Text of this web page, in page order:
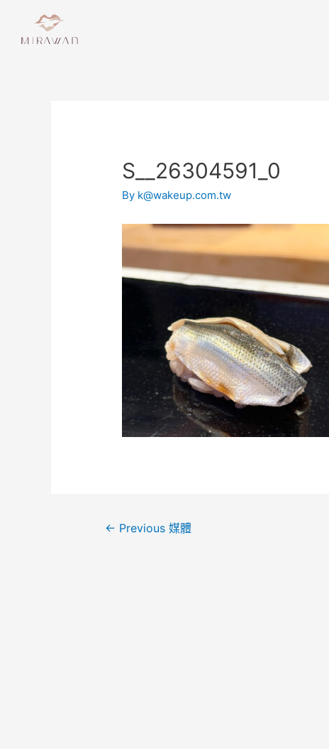
S__26304591_0
By k@wakeup.com.tw
← Previous 媒體